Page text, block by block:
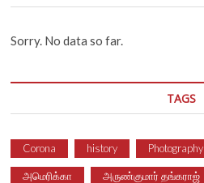
Sorry. No data so far.
TAGS
Corona history Photography
அமெரிக்கா அருண்குமார் தங்கராஜ்